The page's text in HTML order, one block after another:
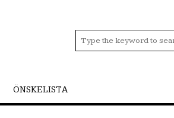
ÖNSKELISTA